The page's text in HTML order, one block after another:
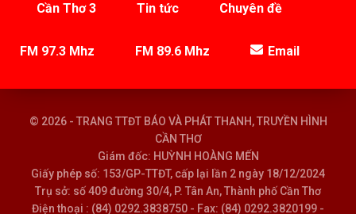
Cần Thơ 3 Tin tức Chuyên đề
FM 97.3 Mhz FM 89.6 Mhz Email
© 2026 - TRANG TTĐT BÁO VÀ PHÁT THANH, TRUYỀN HÌNH
CẦN THƠ
Giám đốc: HUỲNH HOÀNG MẾN
Giấy phép số: 153/GP-TTĐT, cấp lại lần 2 ngày 18/12/2024
Trụ sở: số 409 đường 30/4, P. Tân An, Thành phố Cần Thơ
Điện thoại : (84) 0292.3838750 - Fax: (84) 0292.3820199 -